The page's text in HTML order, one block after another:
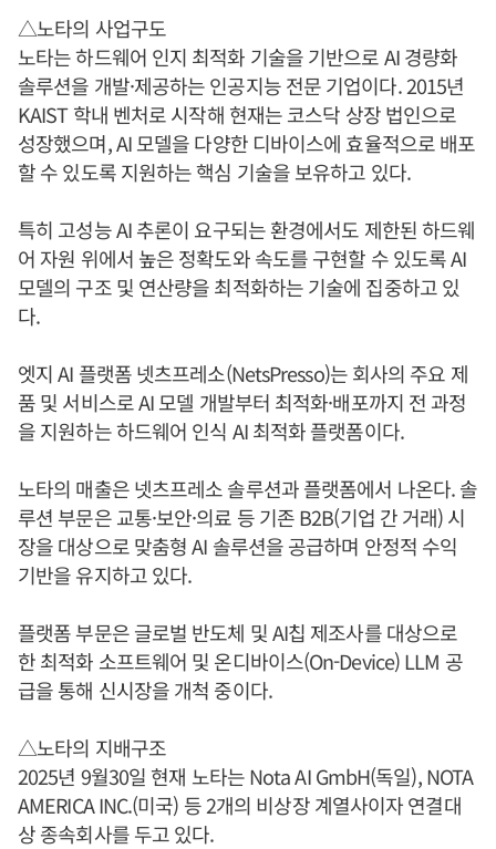
△노타의 사업구도
노타는 하드웨어 인지 최적화 기술을 기반으로 AI 경량화
솔루션을 개발·제공하는 인공지능 전문 기업이다. 2015년
KAIST 학내 벤처로 시작해 현재는 코스닥 상장 법인으로
성장했으며, AI 모델을 다양한 디바이스에 효율적으로 배포
할 수 있도록 지원하는 핵심 기술을 보유하고 있다.
특히 고성능 AI 추론이 요구되는 환경에서도 제한된 하드웨
어 자원 위에서 높은 정확도와 속도를 구현할 수 있도록 AI
모델의 구조 및 연산량을 최적화하는 기술에 집중하고 있
다.
엣지 AI 플랫폼 넷츠프레소(NetsPresso)는 회사의 주요 제
품 및 서비스로 AI 모델 개발부터 최적화·배포까지 전 과정
을 지원하는 하드웨어 인식 AI 최적화 플랫폼이다.
노타의 매출은 넷츠프레소 솔루션과 플랫폼에서 나온다. 솔
루션 부문은 교통·보안·의료 등 기존 B2B(기업 간 거래) 시
장을 대상으로 맞춤형 AI 솔루션을 공급하며 안정적 수익
기반을 유지하고 있다.
플랫폼 부문은 글로벌 반도체 및 AI칩 제조사를 대상으로
한 최적화 소프트웨어 및 온디바이스(On-Device) LLM 공
급을 통해 신시장을 개척 중이다.
△노타의 지배구조
2025년 9월30일 현재 노타는 Nota AI GmbH(독일), NOTA
AMERICA INC.(미국) 등 2개의 비상장 계열사이자 연결대
상 종속회사를 두고 있다.